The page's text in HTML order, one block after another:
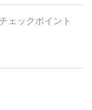
ェックポイント